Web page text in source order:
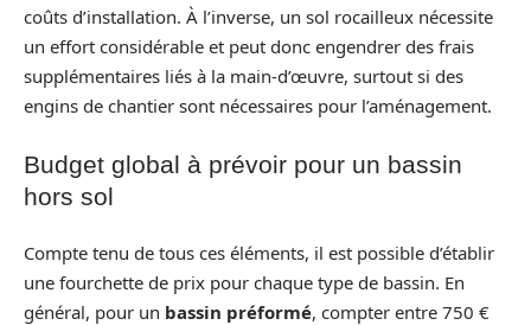
coûts d’installation. À l’inverse, un sol rocailleux nécessite
un effort considérable et peut donc engendrer des frais
supplémentaires liés à la main-d’œuvre, surtout si des
engins de chantier sont nécessaires pour l’aménagement.
Budget global à prévoir pour un bassin
hors sol
Compte tenu de tous ces éléments, il est possible d’établir
une fourchette de prix pour chaque type de bassin. En
général, pour un bassin préformé, compter entre 750 €